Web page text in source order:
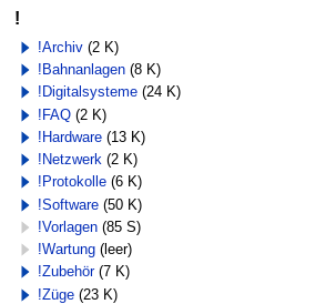
!
!Archiv (2 K)
!Bahnanlagen (8 K)
!Digitalsysteme (24 K)
!FAQ (2 K)
!Hardware (13 K)
!Netzwerk (2 K)
!Protokolle (6 K)
!Software (50 K)
!Vorlagen (85 S)
!Wartung (leer)
!Zubehör (7 K)
!Züge (23 K)